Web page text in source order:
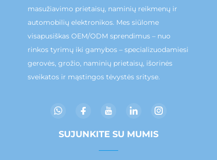
masužiavimo prietaisų, naminių reikmenų ir
automobilių elektronikos. Mes siūlome
visapusiškas OEM/ODM sprendimus – nuo
rinkos tyrimų iki gamybos – specializuodamiesi
gerovės, grožio, naminių prietaisų, išorinės
sveikatos ir mąstingos tėvystės srityse.
SUJUNKITE SU MUMIS